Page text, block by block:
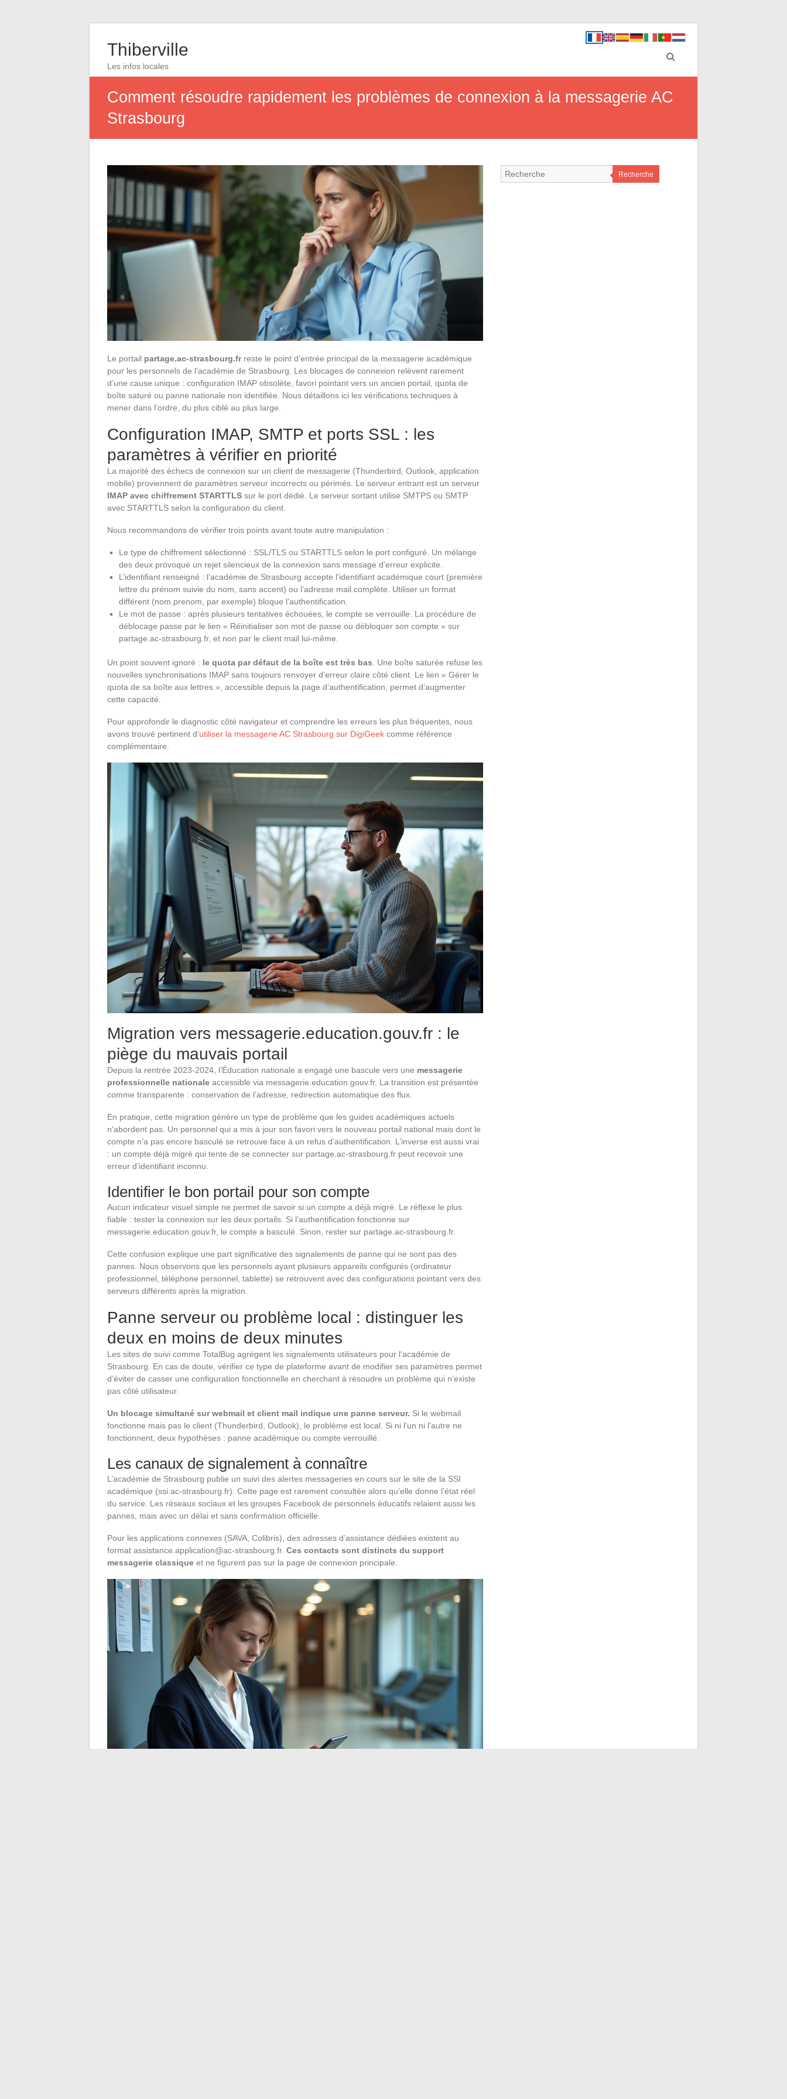
Thiberville
Les infos locales
Comment résoudre rapidement les problèmes de connexion à la messagerie AC
Strasbourg
Le portail partage.ac-strasbourg.frreste le point d’entrée principal de la messagerie académique
pour les personnels de l’académie de Strasbourg. Les blocages de connexion relèvent rarement
d’une cause unique : configuration IMAP obsolète, favori pointant vers un ancien portail, quota de
boîte saturé ou panne nationale non identifiée. Nous détaillons ici les vérifications techniques à
mener dans l’ordre, du plus ciblé au plus large.
Configuration IMAP, SMTP et ports SSL : les
paramètres à vérifier en priorité
La majorité des échecs de connexion sur un client de messagerie (Thunderbird, Outlook, application
mobile) proviennent de paramètres serveur incorrects ou périmés. Le serveur entrant est un serveur
IMAP avec chiffrement STARTTLS sur le port dédié. Le serveur sortant utilise SMTPS ou SMTP
avec STARTTLS selon la configuration du client.
Nous recommandons de vérifier trois points avant toute autre manipulation :
Le type de chiffrement sélectionné : SSL/TLS ou STARTTLS selon le port configuré. Un mélange
des deux provoque un rejet silencieux de la connexion sans message d’erreur explicite.
L’identifiant renseigné : l’académie de Strasbourg accepte l’identifiant académique court (première
lettre du prénom suivie du nom, sans accent) ou l’adresse mail complète. Utiliser un format
différent (nom.prenom, par exemple) bloque l’authentification.
Le mot de passe : après plusieurs tentatives échouées, le compte se verrouille. La procédure de
déblocage passe par le lien « Réinitialiser son mot de passe ou débloquer son compte » sur
partage.ac-strasbourg.fr, et non par le client mail lui-même.
Un point souvent ignoré : le quota par défaut de la boîte est très bas . Une boîte saturée refuse les
nouvelles synchronisations IMAP sans toujours renvoyer d’erreur claire côté client. Le lien « Gérer le
quota de sa boîte aux lettres », accessible depuis la page d’authentification, permet d’augmenter
cette capacité.
Pour approfondir le diagnostic côté navigateur et comprendre les erreurs les plus fréquentes, nous
avons trouvé pertinent d’utiliser la messagerie AC Strasbourg sur DigiGeek comme référence
complémentaire.
Migration vers messagerie.education.gouv.fr : le
piège du mauvais portail
Depuis la rentrée 2023-2024, l’Éducation nationale a engagé une bascule vers une messagerie
professionnelle nationale accessible via messagerie.education.gouv.fr. La transition est présentée
comme transparente : conservation de l’adresse, redirection automatique des flux.
En pratique, cette migration génère un type de problème que les guides académiques actuels
n’abordent pas. Un personnel qui a mis à jour son favori vers le nouveau portail national mais dont le
compte n’a pas encore basculé se retrouve face à un refus d’authentification. L’inverse est aussi vrai
: un compte déjà migré qui tente de se connecter sur partage.ac-strasbourg.fr peut recevoir une
erreur d’identifiant inconnu.
Identifier le bon portail pour son compte
Aucun indicateur visuel simple ne permet de savoir si un compte a déjà migré. Le réflexe le plus
fiable : tester la connexion sur les deux portails. Si l’authentification fonctionne sur
messagerie.education.gouv.fr, le compte a basculé. Sinon, rester sur partage.ac-strasbourg.fr.
Cette confusion explique une part significative des signalements de panne qui ne sont pas des
pannes. Nous observons que les personnels ayant plusieurs appareils configurés (ordinateur
professionnel, téléphone personnel, tablette) se retrouvent avec des configurations pointant vers des
serveurs différents après la migration.
Panne serveur ou problème local : distinguer les
deux en moins de deux minutes
Les sites de suivi comme TotalBug agrègent les signalements utilisateurs pour l’académie de
Strasbourg. En cas de doute, vérifier ce type de plateforme avant de modifier ses paramètres permet
d’éviter de casser une configuration fonctionnelle en cherchant à résoudre un problème qui n’existe
pas côté utilisateur.
Un blocage simultané sur webmail et client mail indique une panne serveur. Si le webmail
fonctionne mais pas le client (Thunderbird, Outlook), le problème est local. Si ni l’un ni l’autre ne
fonctionnent, deux hypothèses : panne académique ou compte verrouillé.
Les canaux de signalement à connaître
L’académie de Strasbourg publie un suivi des alertes messageries en cours sur le site de la SSI
académique (ssi.ac-strasbourg.fr). Cette page est rarement consultée alors qu’elle donne l’état réel
du service. Les réseaux sociaux et les groupes Facebook de personnels éducatifs relaient aussi les
pannes, mais avec un délai et sans confirmation officielle.
Pour les applications connexes (SAVA, Colibris), des adresses d’assistance dédiées existent au
format assistance.application@ac-strasbourg.fr. Ces contacts sont distincts du support
messagerie classique et ne figurent pas sur la page de connexion principale.
Recherche